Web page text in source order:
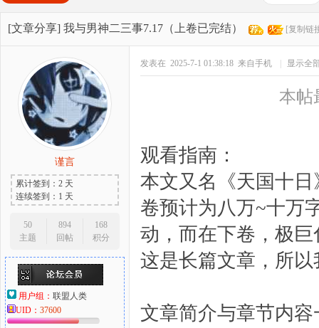
巨
爱
» › › ›
[文章分享] 我与男神二三事7.17（上卷已完结） [复制链
谨言
累计签到：2 天
连续签到：1 天
50
主题
894
回帖
168
积分
用户组： 联盟人类
UID： 37600
发表在 2025-7-1 01:38:18 来自手机 显示全
本帖
观看指南：
本文又名《天国十
卷预计为八万~十万
动，而在下卷，极
这是长篇文章，所
文章简介与章节内容